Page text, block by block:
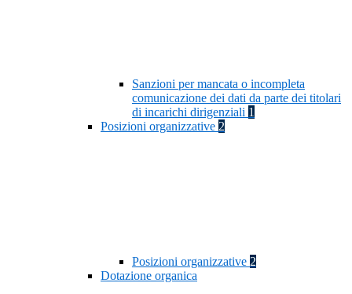
Sanzioni per mancata o incompleta
comunicazione dei dati da parte dei titolari
di incarichi dirigenziali 1
Posizioni organizzative 2
Posizioni organizzative 2
Dotazione organica